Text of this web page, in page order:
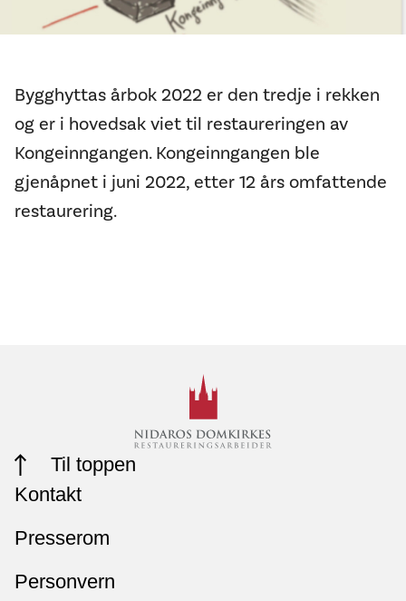
Bygghyttas årbok 2022 er den tredje i rekken
og er i hovedsak viet til restaureringen av
Kongeinngangen. Kongeinngangen ble
gjenåpnet i juni 2022, etter 12 års omfattende
restaurering.
Kontakt
Presserom
Personvern
Til toppen